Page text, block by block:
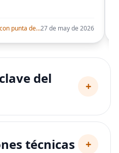
Ohuhu Marcadores de alcohol con punta de pincel – Juego de marcadores artísticos de doble punta con certificación AP para artistas adultos27 de may de 2026
del
+
técnicas +